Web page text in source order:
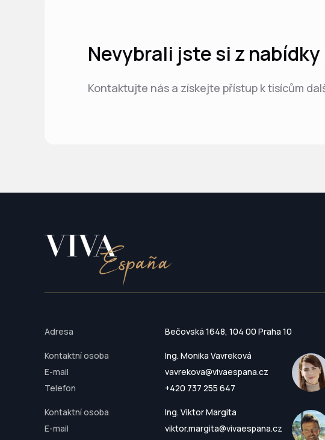
Nevybrali jste si z nabídky
Kontaktujte nás a získejte přístup k tisícům
Adresa Bečovská 1648, 104 00 Praha 10
Kontaktní osoba
Ing. Monika Vavreková
E-mail
vavrekova@vivaespana.cz
Telefon
+420 737 255 647
Kontaktní osoba
Ing. Viktor Margita
E-mail
viktor.margita@vivaespana.cz